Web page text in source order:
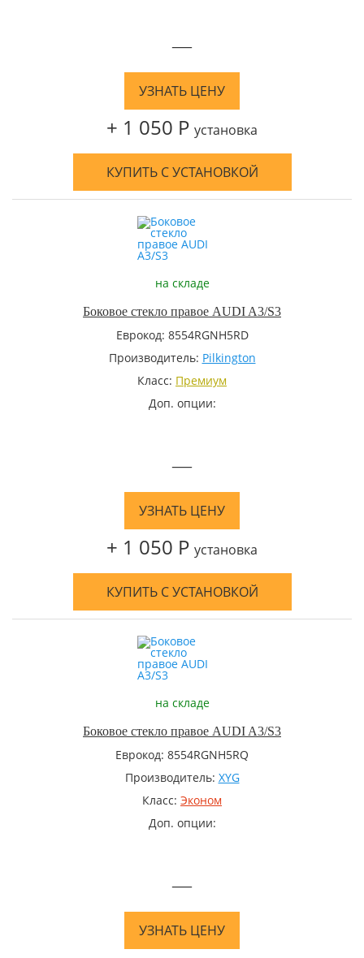
—
УЗНАТЬ ЦЕНУ
+ 1 050 Р установка
КУПИТЬ С УСТАНОВКОЙ
на складе
Боковое стекло правое AUDI A3/S3
Еврокод: 8554RGNH5RD
Производитель: Pilkington
Класс: Премиум
Доп. опции:
—
УЗНАТЬ ЦЕНУ
+ 1 050 Р установка
КУПИТЬ С УСТАНОВКОЙ
на складе
Боковое стекло правое AUDI A3/S3
Еврокод: 8554RGNH5RQ
Производитель: XYG
Класс: Эконом
Доп. опции:
—
УЗНАТЬ ЦЕНУ